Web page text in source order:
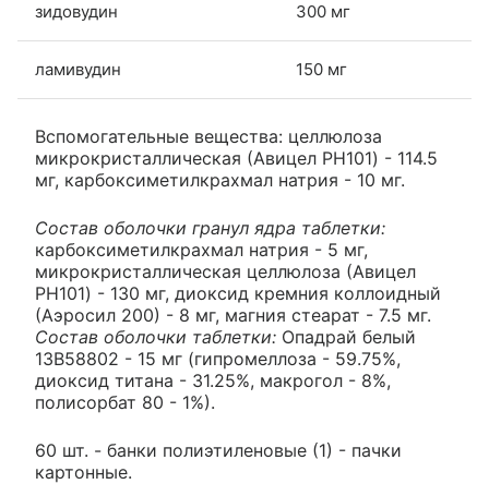
зидовудин 300 мг
ламивудин 150 мг
Вспомогательные вещества: целлюлоза
микрокристаллическая (Авицел PH101) - 114.5
мг, карбоксиметилкрахмал натрия - 10 мг.
Состав оболочки гранул ядра таблетки:
карбоксиметилкрахмал натрия - 5 мг,
микрокристаллическая целлюлоза (Авицел
PH101) - 130 мг, диоксид кремния коллоидный
(Аэросил 200) - 8 мг, магния стеарат - 7.5 мг.
Состав оболочки таблетки: Опадрай белый
13В58802 - 15 мг (гипромеллоза - 59.75%,
диоксид титана - 31.25%, макрогол - 8%,
полисорбат 80 - 1%).
60 шт. - банки полиэтиленовые (1) - пачки
картонные.